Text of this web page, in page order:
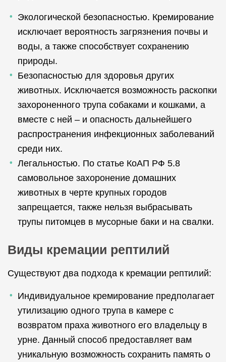
Экологической безопасностью. Кремирование
исключает вероятность загрязнения почвы и
воды, а также способствует сохранению
природы.
Безопасностью для здоровья других
животных. Исключается возможность раскопки
захороненного трупа собаками и кошками, а
вместе с ней – и опасность дальнейшего
распространения инфекционных заболеваний
среди них.
Легальностью. По статье КоАП РФ 5.8
самовольное захоронение домашних
животных в черте крупных городов
запрещается, также нельзя выбрасывать
трупы питомцев в мусорные баки и на свалки.
Виды кремации рептилий
Существуют два подхода к кремации рептилий:
Индивидуальное кремирование предполагает
утилизацию одного трупа в камере с
возвратом праха животного его владельцу в
урне. Данный способ предоставляет вам
уникальную возможность сохранить память о